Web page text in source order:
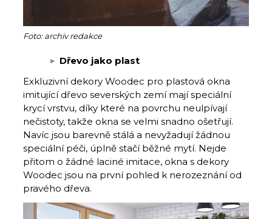
Foto: archiv redakce
Dřevo jako plast
Exkluzivní dekory Woodec pro plastová okna
imitující dřevo severských zemí mají speciální
krycí vrstvu, díky které na povrchu neulpívají
nečistoty, takže okna se velmi snadno ošetřují.
Navíc jsou barevně stálá a nevyžadují žádnou
speciální péči, úplně stačí běžné mytí. Nejde
přitom o žádné laciné imitace, okna s dekory
Woodec jsou na první pohled k nerozeznání od
pravého dřeva.